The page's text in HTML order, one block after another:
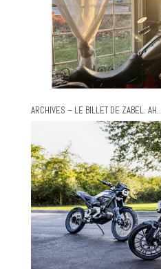
ARCHIVES – LE BILLET DE ZABEL.